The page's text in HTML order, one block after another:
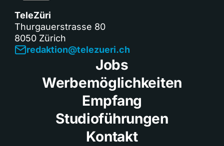
TeleZüri
Thurgauerstrasse 80
8050 Zürich
redaktion@telezueri.ch
Jobs
Werbemöglichkeiten
Empfang
Studioführungen
Kontakt